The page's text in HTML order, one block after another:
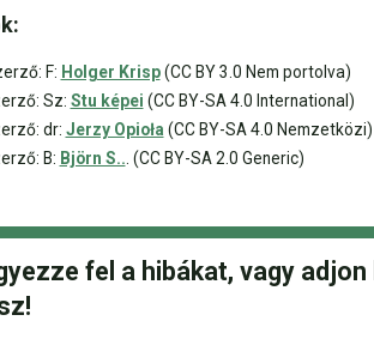
F: Holger Krisp(CC BY 3.0 Nem portolva)
Sz: Stu képei (CC BY-SA 4.0 International)
dr: Jerzy Opioła (CC BY-SA 4.0 Nemzetközi)
B: Björn S.. . (CC BY-SA 2.0 Generic)